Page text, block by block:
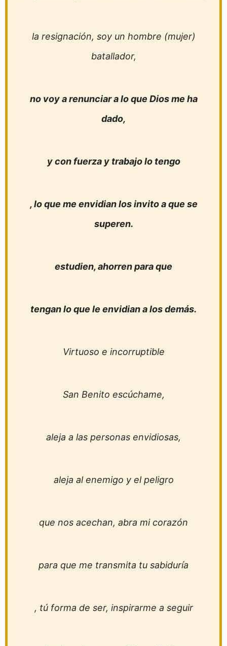
la resignación, soy un hombre (mujer)
batallador,
no voy a renunciar a lo que Dios me ha
dado,
y con fuerza y trabajo lo tengo
, lo que me envidian los invito a que se
superen.
estudien, ahorren para que
tengan lo que le envidian a los demás.
Virtuoso e incorruptible
San Benito escúchame,
aleja a las personas envidiosas,
aleja al enemigo y el peligro
que nos acechan, abra mi corazón
para que me transmita tu sabiduría
, tú forma de ser, inspirarme a seguir